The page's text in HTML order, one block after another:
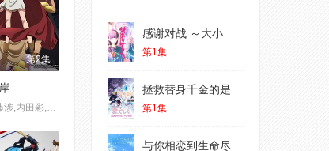
第2集
橘美来,加藤涉,内田彩,千叶翔也
感谢对战 ～大小
第1集
拯救替身千金的是
第1集
与你相恋到生命尽